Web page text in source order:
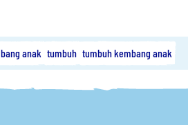
anak tumbuh tumbuh kembang anak